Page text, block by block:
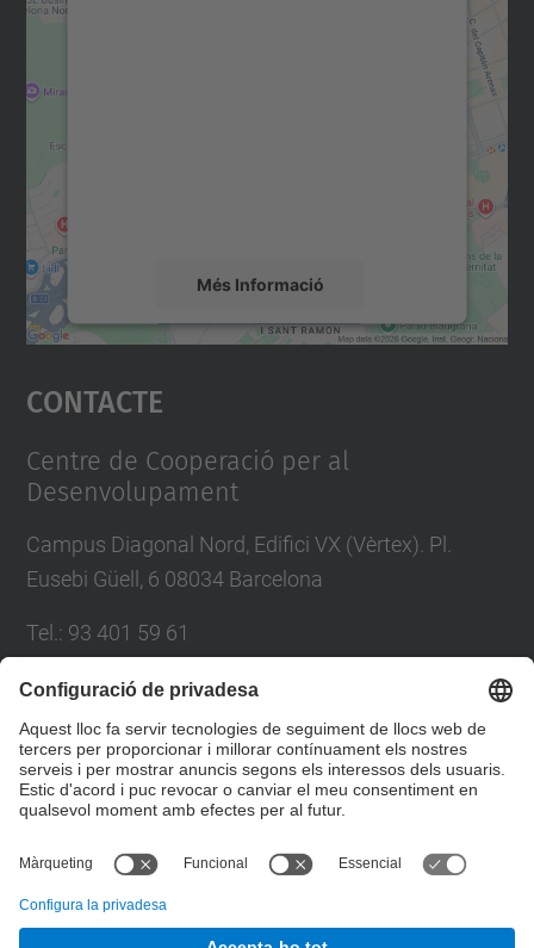
Més Informació
Accepta
powered by
Contacte
Centre de Cooperació per al
Desenvolupament
Campus Diagonal Nord, Edifici VX (Vèrtex). Pl.
Eusebi Güell, 6 08034 Barcelona
Tel. : 93 401 59 61
E-mail:info.ccd@upc.edu
Directori UPC
Formulari de contacte
© UPCCentre de Cooperació per al Desenvolupament de la